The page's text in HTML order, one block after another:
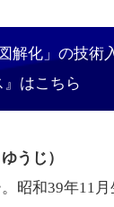
解化」の技術
』はこちら
うじ）
昭和39年11